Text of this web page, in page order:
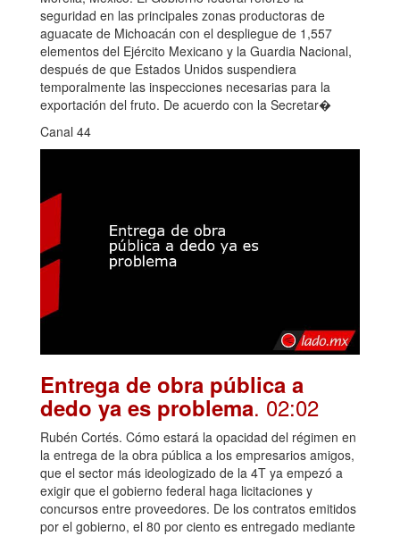
seguridad en las principales zonas productoras de
aguacate de Michoacán con el despliegue de 1,557
elementos del Ejército Mexicano y la Guardia Nacional,
después de que Estados Unidos suspendiera
temporalmente las inspecciones necesarias para la
exportación del fruto. De acuerdo con la Secretar�
Canal 44
Entrega de obra pública a
dedo ya es problema. 02:02
Rubén Cortés. Cómo estará la opacidad del régimen en
la entrega de la obra pública a los empresarios amigos,
que el sector más ideologizado de la 4T ya empezó a
exigir que el gobierno federal haga licitaciones y
concursos entre proveedores. De los contratos emitidos
por el gobierno, el 80 por ciento es entregado mediante